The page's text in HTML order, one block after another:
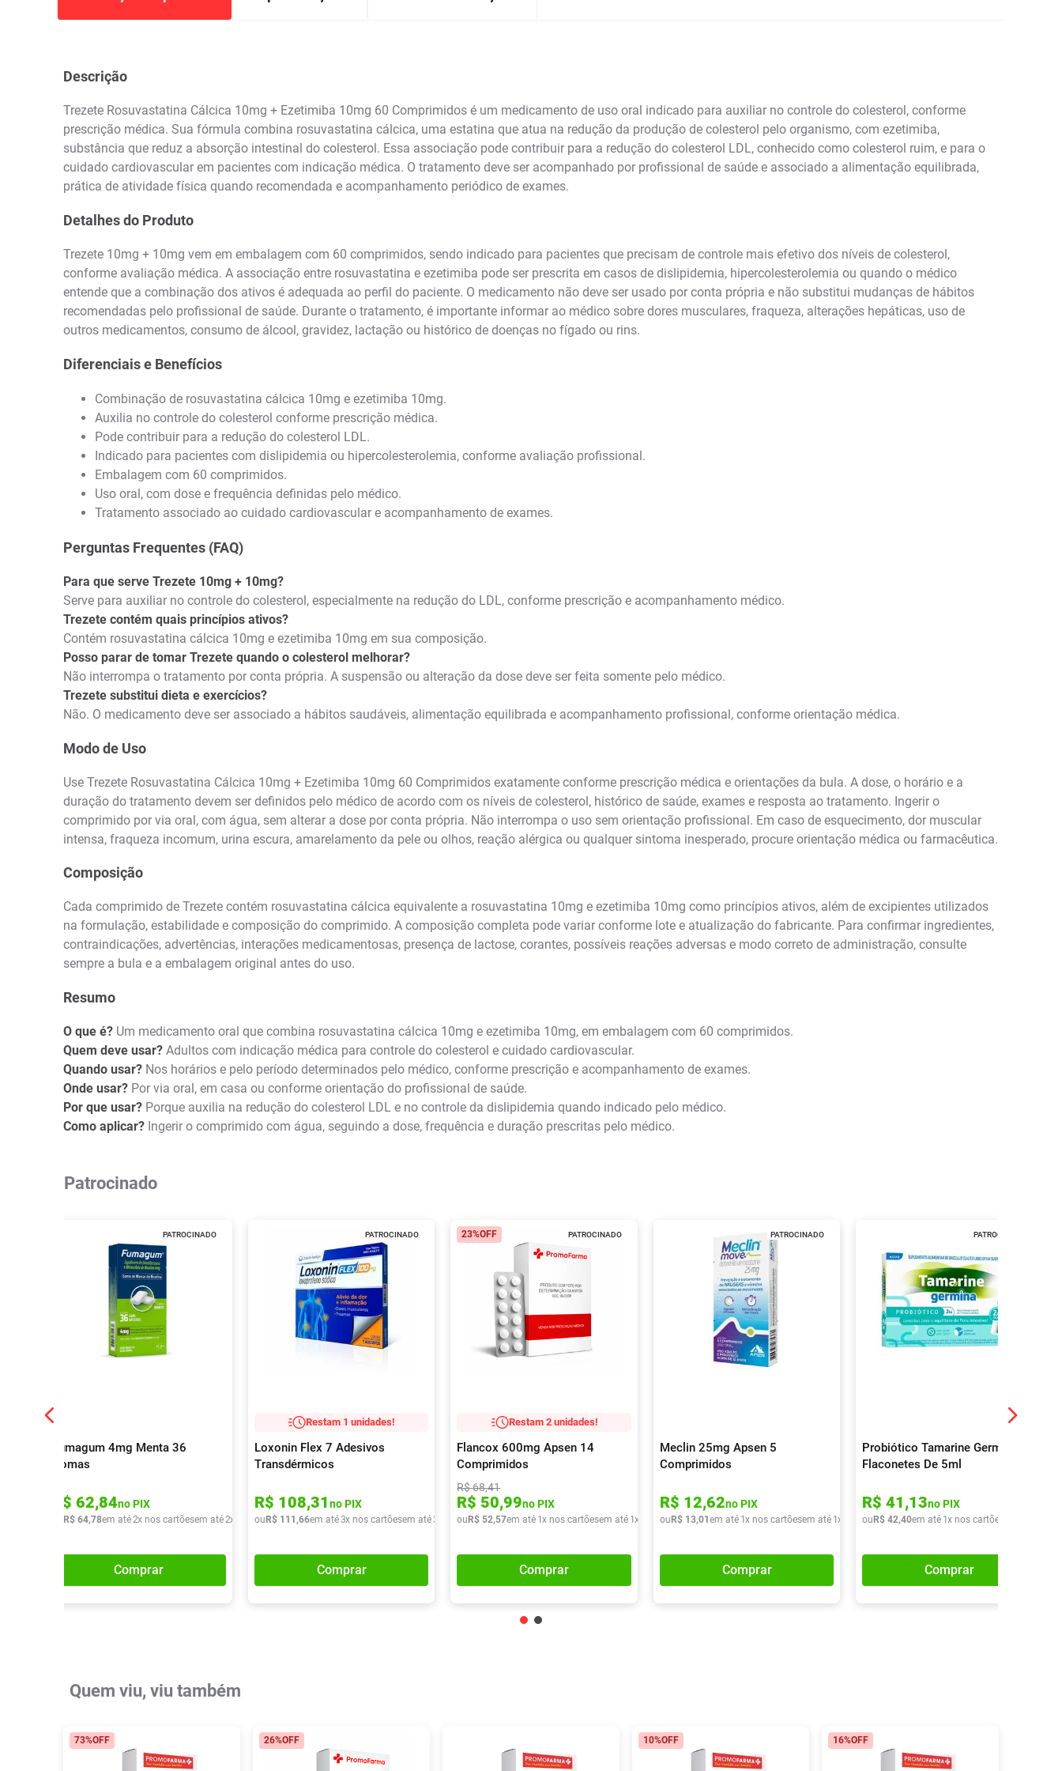
Descrição
Trezete Rosuvastatina Cálcica 10mg + Ezetimiba 10mg 60 Comprimidos é um medicamento de uso oral indicado para auxiliar no controle do colesterol, conforme
prescrição médica. Sua fórmula combina rosuvastatina cálcica, uma estatina que atua na redução da produção de colesterol pelo organismo, com ezetimiba,
substância que reduz a absorção intestinal do colesterol. Essa associação pode contribuir para a redução do colesterol LDL, conhecido como colesterol ruim, e para o
cuidado cardiovascular em pacientes com indicação médica. O tratamento deve ser acompanhado por profissional de saúde e associado a alimentação equilibrada,
prática de atividade física quando recomendada e acompanhamento periódico de exames.
Detalhes do Produto
Trezete 10mg + 10mg vem em embalagem com 60 comprimidos, sendo indicado para pacientes que precisam de controle mais efetivo dos níveis de colesterol,
conforme avaliação médica. A associação entre rosuvastatina e ezetimiba pode ser prescrita em casos de dislipidemia, hipercolesterolemia ou quando o médico
entende que a combinação dos ativos é adequada ao perfil do paciente. O medicamento não deve ser usado por conta própria e não substitui mudanças de hábitos
recomendadas pelo profissional de saúde. Durante o tratamento, é importante informar ao médico sobre dores musculares, fraqueza, alterações hepáticas, uso de
outros medicamentos, consumo de álcool, gravidez, lactação ou histórico de doenças no fígado ou rins.
Diferenciais e Benefícios
Combinação de rosuvastatina cálcica 10mg e ezetimiba 10mg.
Auxilia no controle do colesterol conforme prescrição médica.
Pode contribuir para a redução do colesterol LDL.
Indicado para pacientes com dislipidemia ou hipercolesterolemia, conforme avaliação profissional.
Embalagem com 60 comprimidos.
Uso oral, com dose e frequência definidas pelo médico.
Tratamento associado ao cuidado cardiovascular e acompanhamento de exames.
Perguntas Frequentes (FAQ)
Para que serve Trezete 10mg + 10mg?
Serve para auxiliar no controle do colesterol, especialmente na redução do LDL, conforme prescrição e acompanhamento médico.
Trezete contém quais princípios ativos?
Contém rosuvastatina cálcica 10mg e ezetimiba 10mg em sua composição.
Posso parar de tomar Trezete quando o colesterol melhorar?
Não interrompa o tratamento por conta própria. A suspensão ou alteração da dose deve ser feita somente pelo médico.
Trezete substitui dieta e exercícios?
Não. O medicamento deve ser associado a hábitos saudáveis, alimentação equilibrada e acompanhamento profissional, conforme orientação médica.
Modo de Uso
Use Trezete Rosuvastatina Cálcica 10mg + Ezetimiba 10mg 60 Comprimidos exatamente conforme prescrição médica e orientações da bula. A dose, o horário e a
duração do tratamento devem ser definidos pelo médico de acordo com os níveis de colesterol, histórico de saúde, exames e resposta ao tratamento. Ingerir o
comprimido por via oral, com água, sem alterar a dose por conta própria. Não interrompa o uso sem orientação profissional. Em caso de esquecimento, dor muscular
intensa, fraqueza incomum, urina escura, amarelamento da pele ou olhos, reação alérgica ou qualquer sintoma inesperado, procure orientação médica ou farmacêutica.
Composição
Cada comprimido de Trezete contém rosuvastatina cálcica equivalente a rosuvastatina 10mg e ezetimiba 10mg como princípios ativos, além de excipientes utilizados
na formulação, estabilidade e composição do comprimido. A composição completa pode variar conforme lote e atualização do fabricante. Para confirmar ingredientes,
contraindicações, advertências, interações medicamentosas, presença de lactose, corantes, possíveis reações adversas e modo correto de administração, consulte
sempre a bula e a embalagem original antes do uso.
Resumo
O que é? Um medicamento oral que combina rosuvastatina cálcica 10mg e ezetimiba 10mg, em embalagem com 60 comprimidos.
Quem deve usar? Adultos com indicação médica para controle do colesterol e cuidado cardiovascular.
Quando usar? Nos horários e pelo período determinados pelo médico, conforme prescrição e acompanhamento de exames.
Onde usar? Por via oral, em casa ou conforme orientação do profissional de saúde.
Por que usar? Porque auxilia na redução do colesterol LDL e no controle da dislipidemia quando indicado pelo médico.
Como aplicar? Ingerir o comprimido com água, seguindo a dose, frequência e duração prescritas pelo médico.
Patrocinado
PATROCINADO
Fumagum 4mg Menta 36
Gomas
R$ 62,84no PIX
R$ 64,78em até2x nos cartõesem até2x de R$ 32,39
Comprar
PATROCINADO
Restam 1 unidades!
Loxonin Flex 7 Adesivos
Transdérmicos
R$ 108,31no PIX
ou R$ 111 ,66em até3x nos cartõesem até3 R$ 37,22
Comprar
PATROCINADO
23%OFF
Restam 2 unidades!
Flancox 600mg Apsen 14
Comprimidos
R$68,41
R$ 50,99no PIX
ou R$ 52,57em até 1x nos cartõesem até 1x de R$ 52,57
Comprar
PATROCINADO
Meclin 25mg Apsen 5
Comprimidos
R$ 12,62no PIX
ou R$ 13,01 em até 1x nos cartõesem até 1x de R$ 13,01
Comprar
PATROCINADO
Probiótico Tamarine Germina 10
Flaconetes De 5ml
R$ 41,13no PIX
ou R$ 42,40em até 1x nos cartões
Comprar
Quem viu, viu também
73%OFF 26%OFF 10%OFF 16%OFF